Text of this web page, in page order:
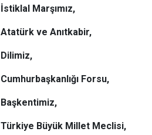
İstiklal Marşımız,
Atatürk ve Anıtkabir,
Dilimiz,
Cumhurbaşkanlığı Forsu,
Başkentimiz,
Türkiye Büyük Millet Meclisi,